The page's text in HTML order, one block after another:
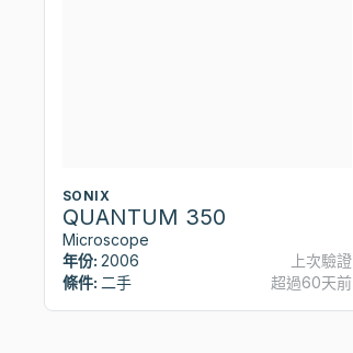
SONIX
QUANTUM 350
Microscope
年份: 2006
條件: 二手
上次驗證
超過60天前